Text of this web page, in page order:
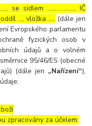
se sídlem ………………, IČ
…, vložka ….. (dále jen
Evropského parlamentu
fyzických osob v
údajů a o volném
95/46/ES (obecné
(dále jen „Nařízení“),
zpracovány za účelem: